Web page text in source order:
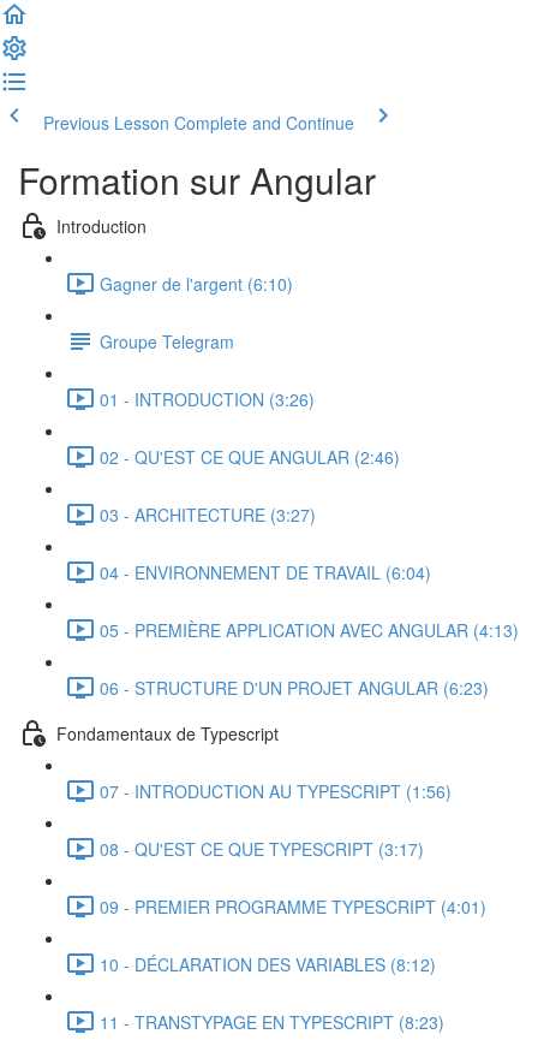
Previous Lesson Complete and Continue
Formation sur Angular
Introduction
Gagner de l'argent (6:10)
Groupe Telegram
01 - INTRODUCTION (3:26)
02 - QU'EST CE QUE ANGULAR (2:46)
03 - ARCHITECTURE (3:27)
04 - ENVIRONNEMENT DE TRAVAIL (6:04)
05 - PREMIÈRE APPLICATION AVEC ANGULAR (4:13)
06 - STRUCTURE D'UN PROJET ANGULAR (6:23)
Fondamentaux de Typescript
07 - INTRODUCTION AU TYPESCRIPT (1:56)
08 - QU'EST CE QUE TYPESCRIPT (3:17)
09 - PREMIER PROGRAMME TYPESCRIPT (4:01)
10 - DÉCLARATION DES VARIABLES (8:12)
11 - TRANSTYPAGE EN TYPESCRIPT (8:23)